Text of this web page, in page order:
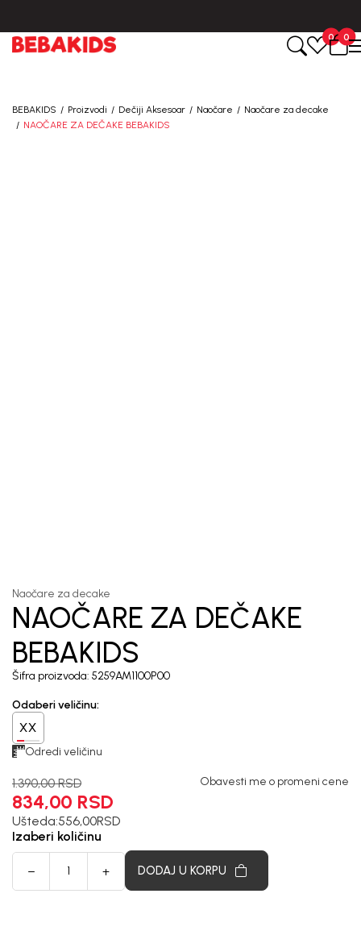
0
0
BEBAKIDS Proizvodi Dečiji Aksesoar Naočare
Naočare za decake
NAOČARE ZA DEČAKE BEBAKIDS
Naočare za decake
NAOČARE ZA DEČAKE
BEBAKIDS
Šifra proizvoda: 5259AM1100P00
Odaberi veličinu:
XX
Odredi veličinu
1.390,00 RSD
834,00 RSD
Ušteda:556,00RSD
Obavesti me o promeni cene
Izaberi količinu
DODAJ U KORPU